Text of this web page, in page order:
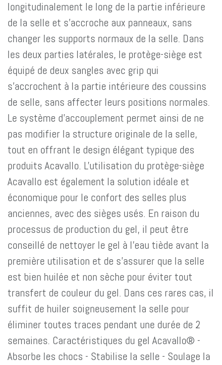
longitudinalement le long de la partie inférieure
de la selle et s'accroche aux panneaux, sans
changer les supports normaux de la selle. Dans
les deux parties latérales, le protège-siège est
équipé de deux sangles avec grip qui
s'accrochent à la partie intérieure des coussins
de selle, sans affecter leurs positions normales.
Le système d'accouplement permet ainsi de ne
pas modifier la structure originale de la selle,
tout en offrant le design élégant typique des
produits Acavallo. L'utilisation du protège-siège
Acavallo est également la solution idéale et
économique pour le confort des selles plus
anciennes, avec des sièges usés. En raison du
processus de production du gel, il peut être
conseillé de nettoyer le gel à l'eau tiède avant la
première utilisation et de s'assurer que la selle
est bien huilée et non sèche pour éviter tout
transfert de couleur du gel. Dans ces rares cas, il
suffit de huiler soigneusement la selle pour
éliminer toutes traces pendant une durée de 2
semaines. Caractéristiques du gel Acavallo® -
Absorbe les chocs - Stabilise la selle - Soulage la